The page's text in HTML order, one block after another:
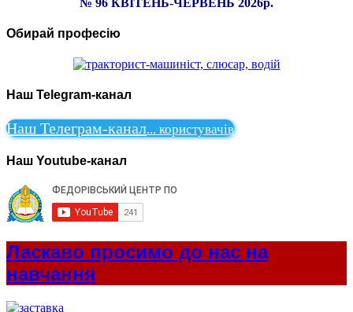
Обирай професію
Наш Telegram-канал
Наш Телеграм-канал... користувачів
Наш Youtube-канал
Ласкаво просимо до нас на
навчання